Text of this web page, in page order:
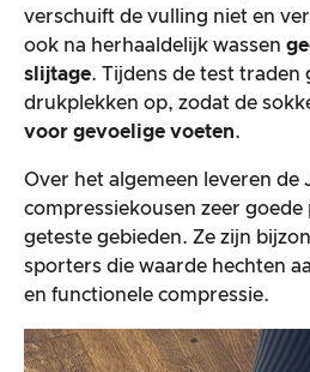
verschuift de vulling niet en
ook na herhaaldelijk wassen
slijtage. Tijdens de test
drukplekken op, zodat de
voor gevoelige voeten.
Over het algemeen leveren de
compressiekousen zeer goede
geteste gebieden. Ze zijn
sporters die waarde hechten
en functionele compressie.